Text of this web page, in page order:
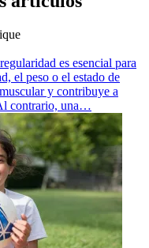
es esencial para
el peso o el estado de
y contribuye a
contrario, una…